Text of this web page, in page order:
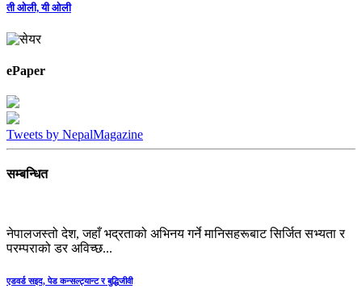
ती ओली, यी ओली
ePaper
Tweets by NepalMagazine
सम्बन्धित
नेपालजस्तो देश, जहाँ भद्रताको अभिनय गर्ने मानिसहरूबाट सिर्जित सभ्यता र
परम्पराको डर अविच्छ...
एडवर्ड सइद, पेड कन्सल्ट्यान्ट र बुद्धिजीवी